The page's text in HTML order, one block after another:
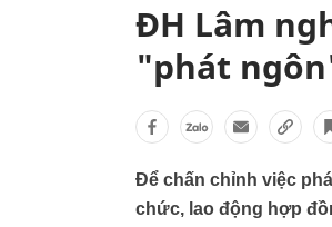
ĐH Lâm
"phát
Để chấn chỉnh việc
chức, lao động hợp